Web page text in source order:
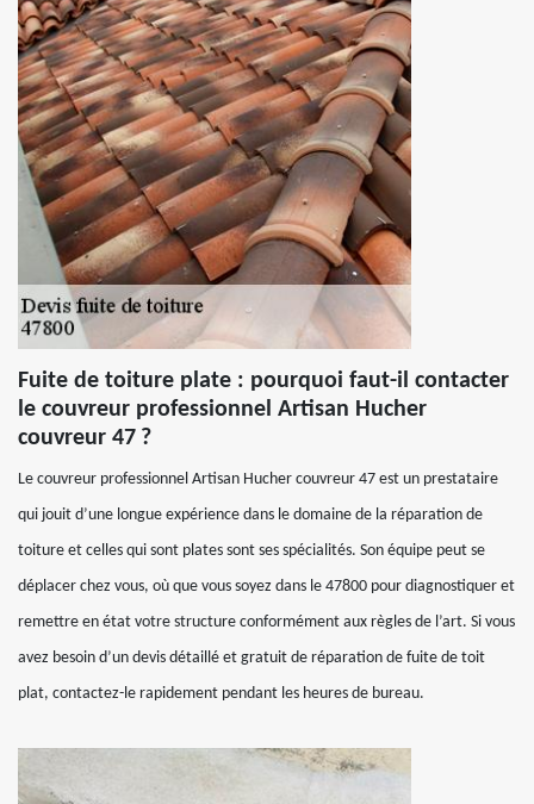
Fuite de toiture plate : pourquoi faut-il contacter
le couvreur professionnel Artisan Hucher
couvreur 47 ?
Le couvreur professionnel Artisan Hucher couvreur 47 est un prestataire
qui jouit d’une longue expérience dans le domaine de la réparation de
toiture et celles qui sont plates sont ses spécialités. Son équipe peut se
déplacer chez vous, où que vous soyez dans le 47800 pour diagnostiquer et
remettre en état votre structure conformément aux règles de l’art. Si vous
avez besoin d’un devis détaillé et gratuit de réparation de fuite de toit
plat, contactez-le rapidement pendant les heures de bureau.